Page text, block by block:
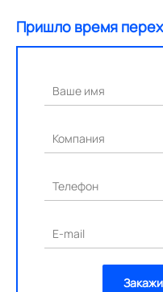
Пришло время
Ваше имя
Компания
Телефон
E-mail